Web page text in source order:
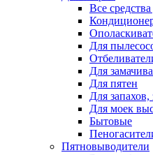
Все
Для
Для
Для пятен
Для запахов,
Для моек
Бытовые
Пятновыводители